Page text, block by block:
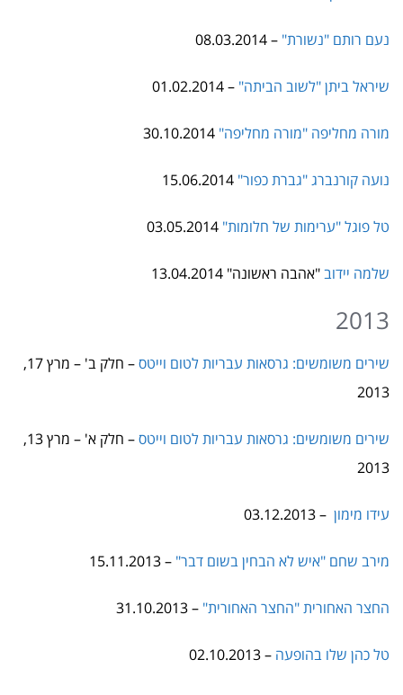
שיראל ביתן "לשוב הביתה"– 01.02.2014
מורה מחליפה"מורה מחליפה" 30.10.2014
נועה קורנברג "גברת כפור" 15.06.2014
טל פוגל "ערימות של חלומות"03.05.2014
שלמה יידוב "אהבה ראשונה" 13.04.2014
2013
שירים משומשים: גרסאות עבריות לטום וייטס
שירים משומשים: גרסאות עבריות לטום וייטס
עידו מימון
מירב שחם "איש לא הבחין בשום דבר"
החצר האחורית "החצר האחורית" – 31.10.2013
טל כהן שלו בהופעה– 02.10.2013
דני גלבוע "ביום שהאושר יגיע"– 16.09.2013